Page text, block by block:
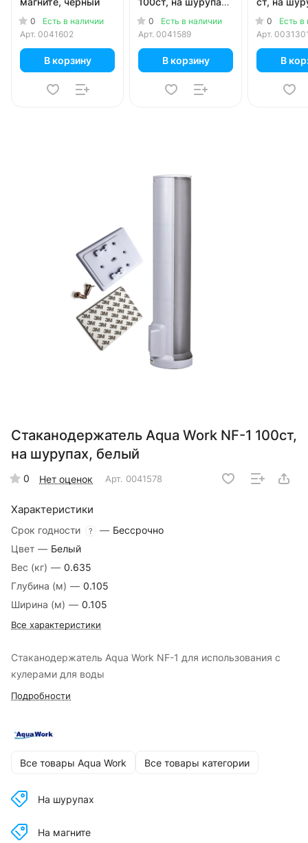
0
Есть в наличии
Арт. 0041602
В корзину
черный
0
Есть в наличии
Арт. 0041589
В корзину
серый
0
Есть в
Арт.
В
Стаканодержатель Aqua Work NF-1 100ст,
на шурупах, белый
0 Нет оценок Арт. 0041578
Характеристики
Срок годности ? — Бессрочно
Цвет — Белый
Вес (кг) — 0.635
Глубина (м) — 0.105
Ширина (м) — 0.105
Все характеристики
Стаканодержатель Aqua Work NF-1 для использования с
кулерами для воды
Подробности
Все товары Aqua Work Все товары категории
На шурупах
На магните